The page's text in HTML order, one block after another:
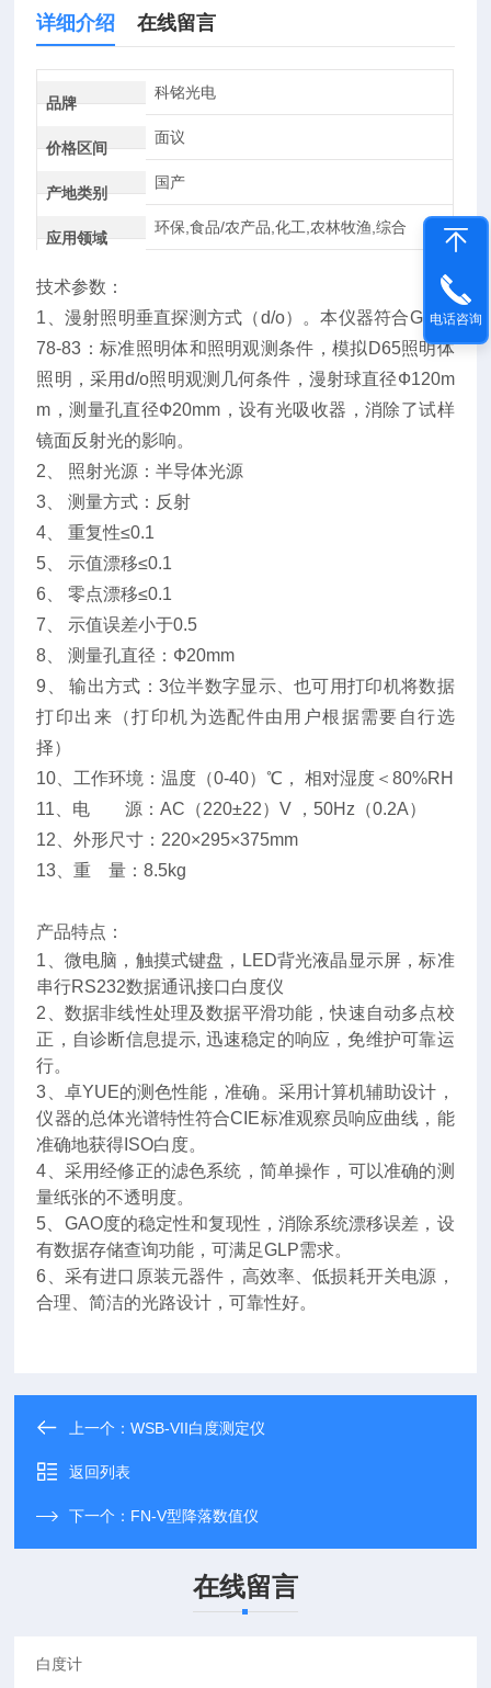
详细介绍 在线留言
品牌
科铭光电
价格区间
面议
产地类别
国产
应用领域
环保,食品/农产品,化工,农林牧渔,综合
技术参数：
1、漫射照明垂直探测方式（d/o）。本仪器符合GB39
78-83：标准照明体和照明观测条件，模拟D65照明体
照明，采用d/o照明观测几何条件，漫射球直径Ф120m
m，测量孔直径Ф20mm，设有光吸收器，消除了试样
镜面反射光的影响。
2、 照射光源：半导体光源
3、 测量方式：反射
4、 重复性≤0.1
5、 示值漂移≤0.1
6、 零点漂移≤0.1
7、 示值误差小于0.5
8、 测量孔直径：Ф20mm
9、 输出方式：3位半数字显示、也可用打印机将数据
打印出来（打印机为选配件由用户根据需要自行选
择）
10、工作环境：温度（0-40）℃， 相对湿度＜80%RH
11、电 源：AC（220±22）V ，50Hz（0.2A）
12、外形尺寸：220×295×375mm
13、重 量：8.5kg
产品特点：
1、微电脑，触摸式键盘，LED背光液晶显示屏，标准
串行RS232数据通讯接口白度仪
2、数据非线性处理及数据平滑功能，快速自动多点校
正，自诊断信息提示, 迅速稳定的响应，免维护可靠运
行。
3、卓YUE的测色性能，准确。采用计算机辅助设计，
仪器的总体光谱特性符合CIE标准观察员响应曲线，能
准确地获得ISO白度。
4、采用经修正的滤色系统，简单操作，可以准确的测
量纸张的不透明度。
5、GAO度的稳定性和复现性，消除系统漂移误差，设
有数据存储查询功能，可满足GLP需求。
6、采有进口原装元器件，高效率、低损耗开关电源，
合理、简洁的光路设计，可靠性好。
上一个：WSB-VII白度测定仪
返回列表
下一个： FN-V型降落数值仪
在线留言
电话咨询